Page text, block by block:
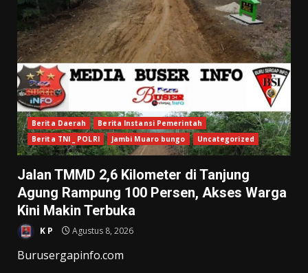
Berita Daerah
Berita Instansi Pemerintah
Berita TNI _ POLRI
Jambi Muaro bungo Uncategorized
Jalan TMMD 2,6 Kilometer di Tanjung
Agung Rampung 100 Persen, Akses Warga
Kini Makin Terbuka
K P Agustus 8, 2026
Burusergapinfo.com